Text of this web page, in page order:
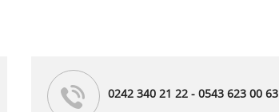
0242 340 21 22 - 0543 623 00 63